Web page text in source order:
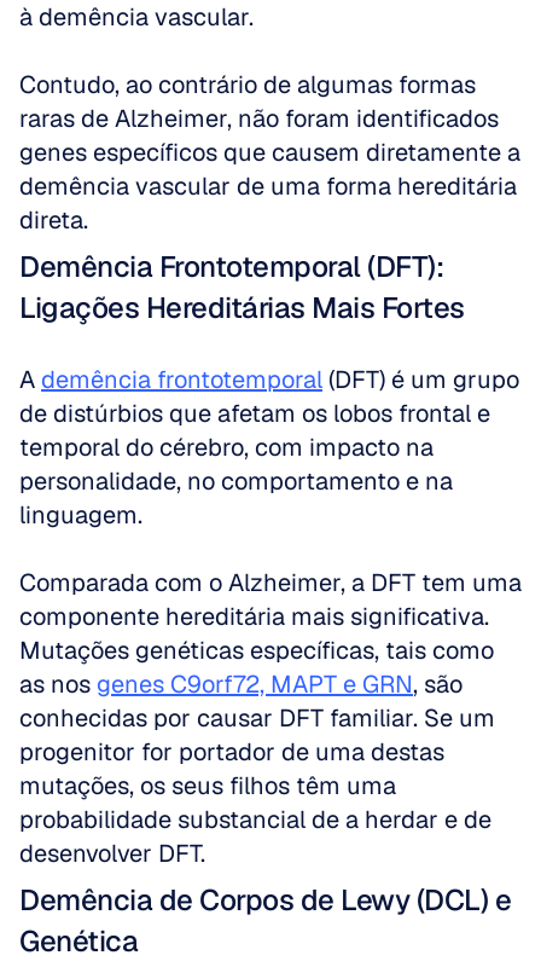
à demência vascular.
Contudo, ao contrário de algumas formas
raras de Alzheimer, não foram identificados
genes específicos que causem diretamente a
demência vascular de uma forma hereditária
direta.
Demência Frontotemporal (DFT):
Ligações Hereditárias Mais Fortes
A demência frontotemporal (DFT) é um grupo
de distúrbios que afetam os lobos frontal e
temporal do cérebro, com impacto na
personalidade, no comportamento e na
linguagem.
Comparada com o Alzheimer, a DFT tem uma
componente hereditária mais significativa.
Mutações genéticas específicas, tais como
as nos genes C9orf72, MAPT e GRN, são
conhecidas por causar DFT familiar. Se um
progenitor for portador de uma destas
mutações, os seus filhos têm uma
probabilidade substancial de a herdar e de
desenvolver DFT.
Demência de Corpos de Lewy (DCL) e
Genética